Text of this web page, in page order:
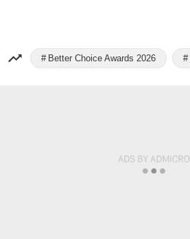
Better Choice Awards 2026